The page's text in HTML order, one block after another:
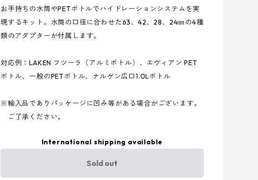
お手持ちの水筒やPETボトルでハイドレーションシステムを実
現するキット。水筒の口径に合わせた63、42、28、24㎜の4種
類のアダプターが付属します。
対応例：LAKEN フツーラ（アルミボトル）、エヴィアン PET
ボトル、一般のPETボトル、ナルゲン広口1.0Lボトル
※輸入品でありパッケージに凹み等がある場合がございます。
ご了承ください。
International shipping available
Sold out